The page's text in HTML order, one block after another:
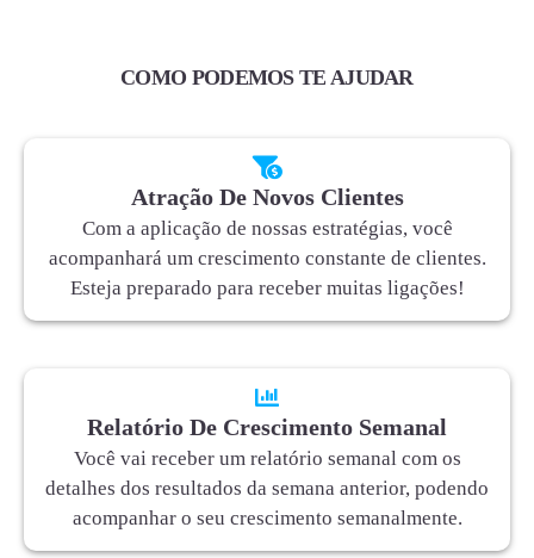
COMO PODEMOS TE AJUDAR
Atração De Novos Clientes
Com a aplicação de nossas estratégias, você
acompanhará um crescimento constante de clientes.
Esteja preparado para receber muitas ligações!
Relatório De Crescimento Semanal
Você vai receber um relatório semanal com os
detalhes dos resultados da semana anterior, podendo
acompanhar o seu crescimento semanalmente.